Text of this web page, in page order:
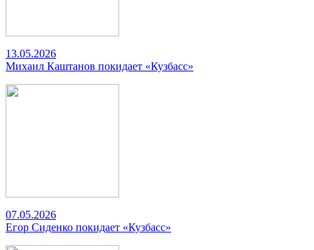
13.05.2026
Михаил Каштанов покидает «Кузбасс»
07.05.2026
Егор Сиденко покидает «Кузбасс»